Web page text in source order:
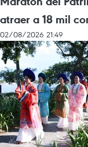
atraer a 18 mil
02/08/2026 21:49